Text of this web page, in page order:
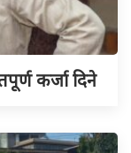
कर्जा दिने